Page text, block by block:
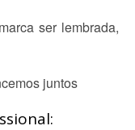
ser lembrada,
juntos